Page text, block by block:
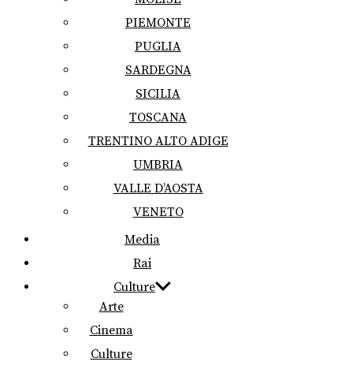
PIEMONTE
PUGLIA
SARDEGNA
SICILIA
TOSCANA
TRENTINO ALTO ADIGE
UMBRIA
VALLE D’AOSTA
VENETO
Media
Rai
Culture
Arte
Cinema
Culture